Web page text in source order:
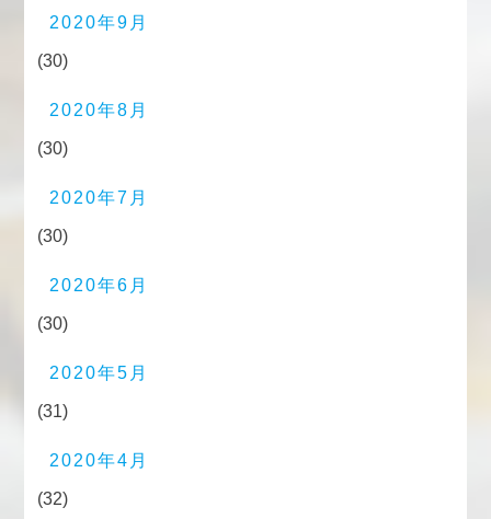
2020年9月
(30)
2020年8月
(30)
2020年7月
(30)
2020年6月
(30)
2020年5月
(31)
2020年4月
(32)